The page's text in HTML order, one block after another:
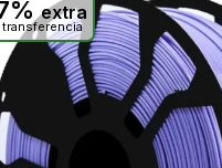
extra
transferencia